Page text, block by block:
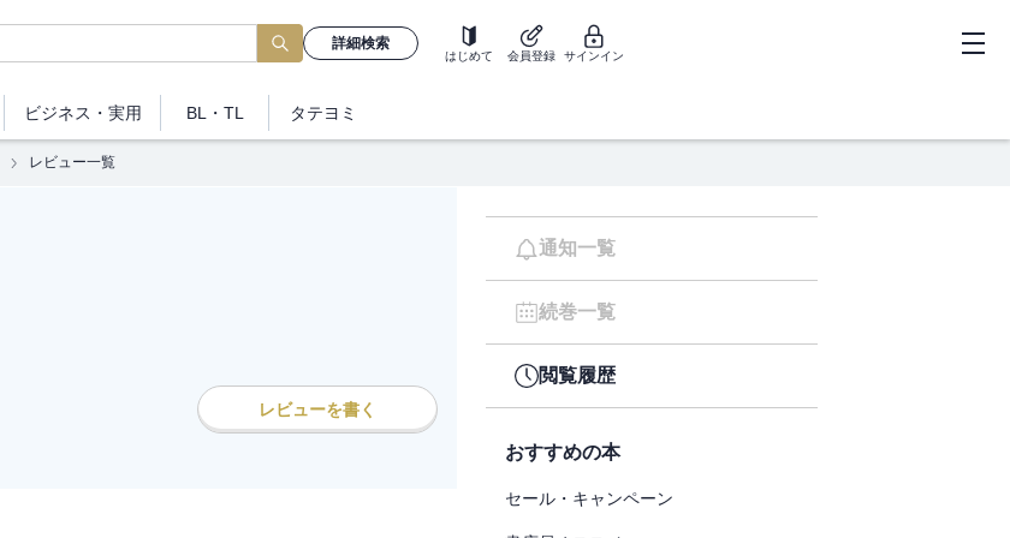
詳細検索
はじめて 会員登録 サインイン
ビジネス ・実用 BL・TL タテヨミ
レビュー一覧
レビューを書く
通知一覧
続巻一覧
閲覧履歴
おすすめの本
セール・キャンペーン